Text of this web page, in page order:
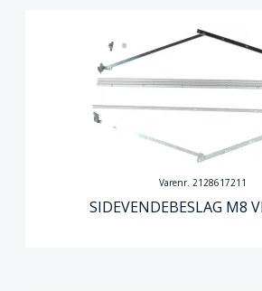
Varenr. 2128617211
SIDEVENDEBESLAG M8